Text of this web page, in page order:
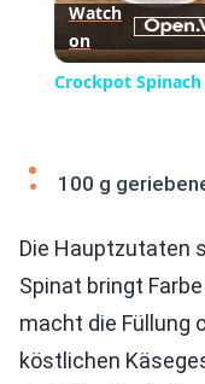
Watch
on
Crockpot
100 g
Die Hauptzutaten
Spinat bringt
macht die Füllung
köstlichen